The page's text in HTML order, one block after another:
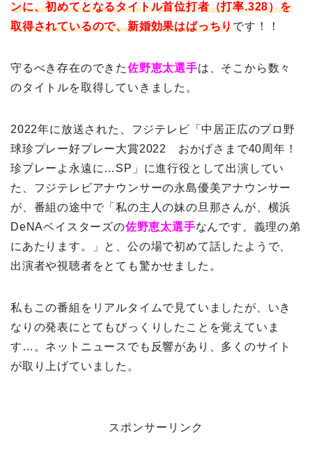
ンに、初めてとなるタイトル首位打者（打率.328）を
取得されているので、新婚効果はばっちりです！！
守るべき存在のできた佐野恵太選手は、そこから数々
のタイトルを取得していきました。
2022年に放送された、フジテレビ「中居正広のプロ野
球珍プレー好プレー大賞2022 おかげさまで40周年！
珍プレーよ永遠に…SP」に進行役として出演してい
た、フジテレビアナウンサーの永島優美アナウンサー
が、番組の途中で「私の主人の妹の旦那さんが、横浜
DeNAベイスターズの佐野恵太選手なんです。義理の弟
にあたります。」と、公の場で初めて話したようで、
出演者や視聴者をとても驚かせました。
私もこの番組をリアルタイムで見ていましたが、いき
なりの発表にとてもびっくりしたことを覚えていま
す…。ネットニュースでも反響があり、多くのサイト
が取り上げていました。
スポンサーリンク